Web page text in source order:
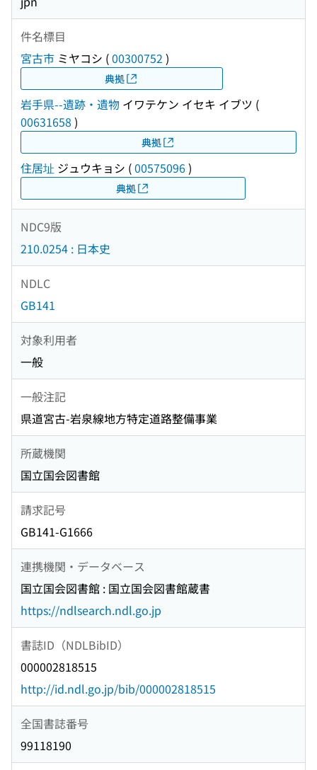
件名標目
宮古市 ミヤコシ (00300752 )
典拠
岩手県--遺跡・遺物 イワテケン イセキ イブツ (
00631658 )
典拠
住居址 ジュウキョシ (00575096)
典拠
NDC9版
210.0254 : 日本史
NDLC
GB141
対象利用者
一般
一般注記
県道宮古-岩泉線地方特定道路整備事業
所蔵機関
国立国会図書館
請求記号
GB141-G1666
連携機関・データベース
国立国会図書館 : 国立国会図書館蔵書
https://ndlsearch.ndl.go.jp
書誌ID（NDLBibID）
000002818515
http://id.ndl.go.jp/bib/000002818515
全国書誌番号
99118190